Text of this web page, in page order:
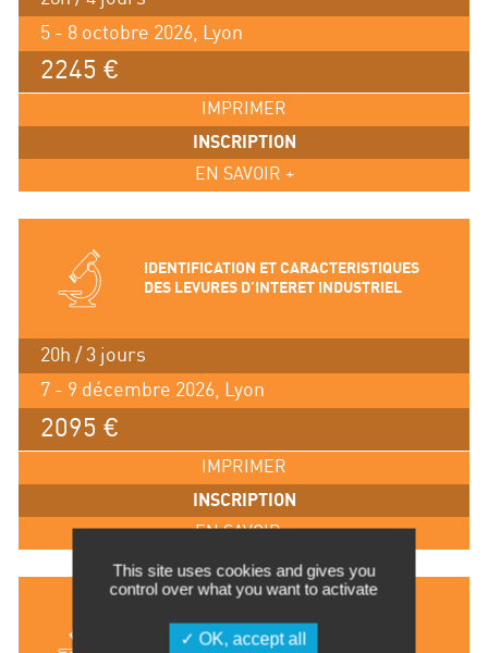
5 - 8 octobre 2026, Lyon
2245 €
IMPRIMER
INSCRIPTION
EN SAVOIR +
IDENTIFICATION ET CARACTERISTIQUES
DES LEVURES D’INTERET INDUSTRIEL
20h / 3 jours
7 - 9 décembre 2026, Lyon
2095 €
IMPRIMER
INSCRIPTION
EN SAVOIR +
VIROLOGIE – MODULE D’INITIATION
(THÉORIE)
This site uses cookies and gives you
control over what you want to activate
OK, accept all